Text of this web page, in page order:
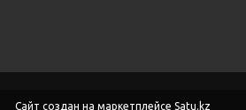
Сайт создан на маркетплейсе Satu.kz